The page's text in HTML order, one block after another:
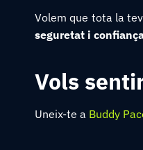
Volem que tota la
seguretat i
Vols
Uneix-te a Buddy